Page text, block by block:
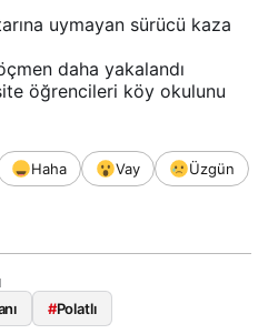
daha yakalandı
öğrencileri köy okulunu
#Polatlı